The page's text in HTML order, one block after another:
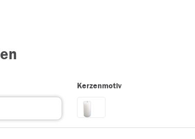
Kerzenmotiv